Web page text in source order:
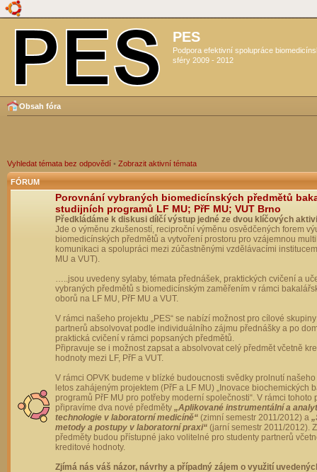
PES
Podpora efektivní spolupráce
sféry 2009 - 2012
Obsah fóra
Vyhledat témata bez odpovědí • Zobrazit aktivní témata
FÓRUM
Porovnání vybraných biomedicínských předmětů
studijních programů LF MU; PřF MU; VUT Brno
Předkládáme k diskusi dílčí výstup jedné ze dvou klíčových
Jde o výměnu zkušeností, reciproční výměnu osvědčených forem
biomedicínských předmětů a vytvoření prostoru pro vzájemnou
komunikaci a spolupráci mezi zúčastněnými vzdělávacími
MU a VUT).
…..jsou uvedeny sylaby, témata přednášek, praktických cvičení a
vybraných předmětů s biomedicínským zaměřením v rámci
oborů na LF MU, PřF MU a VUT.
V rámci našeho projektu „PES“ se nabízí možnost pro cílové
partnerů absolvovat podle individuálního zájmu přednášky a po
praktická cvičení v rámci popsaných předmětů.
Připravuje se i možnost zapsat a absolvovat celý předmět včetně
hodnoty mezi LF, PřF a VUT.
V rámci OPVK budeme v blízké budoucnosti svědky prolnutí
letos zahájeným projektem (PřF a LF MU) „Inovace biochemických
programů PřF MU pro potřeby moderní společnosti“. V rámci tohoto
připravíme dva nové předměty „Aplikované instrumentální a
technologie v laboratorní medicíně“ (zimní semestr 2011/2012) a
metody a postupy v laboratorní praxi“ (jarní semestr 2011/2012).
předměty budou přístupné jako volitelné pro studenty partnerů
kreditové hodnoty.
Zjímá nás váš názor, návrhy a případný zájem o využití